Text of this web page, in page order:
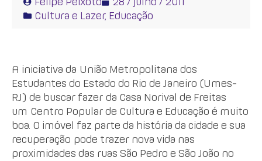
Cultura e Lazer, Educação
A iniciativa da União Metropolitana dos
Estudantes do Estado do Rio de Janeiro (Umes-
RJ) de buscar fazer da Casa Norival de Freitas
um Centro Popular de Cultura e Educação é muito
boa. O imóvel faz parte da história da cidade e sua
recuperação pode trazer nova vida nas
proximidades das ruas São Pedro e São João no